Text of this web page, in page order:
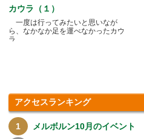
カウラ（１）
一度は行ってみたいと思いなが
ら、なかなか足を運べなかったカウ
ラ.....
アクセスランキング
メルボルン10月のイベント